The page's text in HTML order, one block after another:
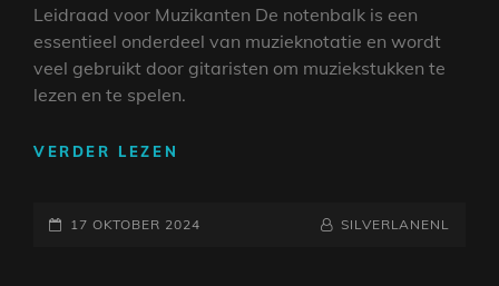
Leidraad voor Muzikanten De notenbalk is een
essentieel onderdeel van muzieknotatie en wordt
veel gebruikt door gitaristen om muziekstukken te
lezen en te spelen.
VERDER LEZEN
OP
GEPLAATST
17 OKTOBER 2024 NAAMREGEL
BYLINE
SILVERLANENL